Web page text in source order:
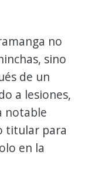
no
sino
de un
a lesiones,
notable
titular para
en la